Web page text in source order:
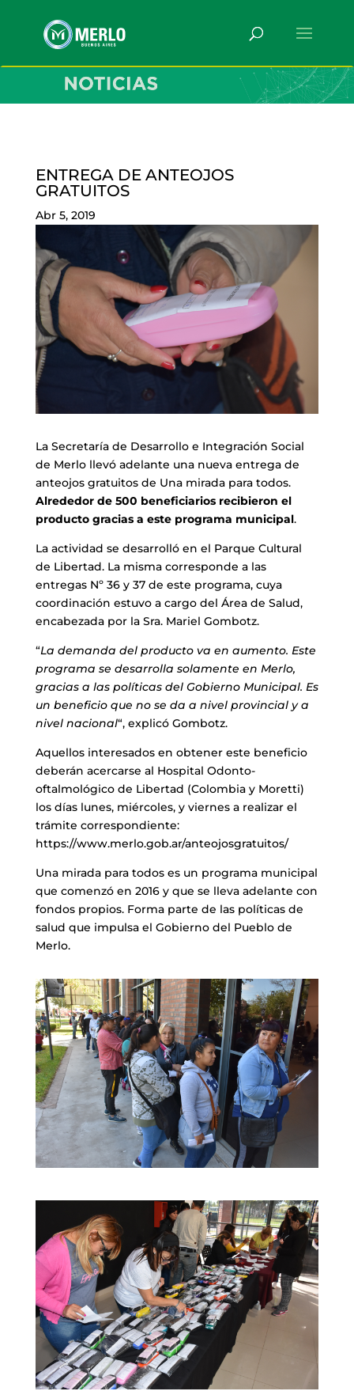
ENTREGA DE ANTEOJOS
GRATUITOS
Abr 5, 2019
La Secretaría de Desarrollo e Integración Social
de Merlo llevó adelante una nueva entrega de
anteojos gratuitos de Una mirada para todos.
Alrededor de 500 beneficiarios recibieron el
producto gracias a este programa municipal.
La actividad se desarrolló en el Parque Cultural
de Libertad. La misma corresponde a las
entregas Nº 36 y 37 de este programa, cuya
coordinación estuvo a cargo del Área de Salud,
encabezada por la Sra. Mariel Gombotz.
“La demanda del producto va en aumento. Este
programa se desarrolla solamente en Merlo,
gracias a las políticas del Gobierno Municipal. Es
un beneficio que no se da a nivel provincial y a
nivel nacional“, explicó Gombotz.
Aquellos interesados en obtener este beneficio
deberán acercarse al Hospital Odonto-
oftalmológico de Libertad (Colombia y Moretti)
los días lunes, miércoles, y viernes a realizar el
trámite correspondiente:
https://www.merlo.gob.ar/anteojosgratuitos/
Una mirada para todos es un programa municipal
que comenzó en 2016 y que se lleva adelante con
fondos propios. Forma parte de las políticas de
salud que impulsa el Gobierno del Pueblo de
Merlo.